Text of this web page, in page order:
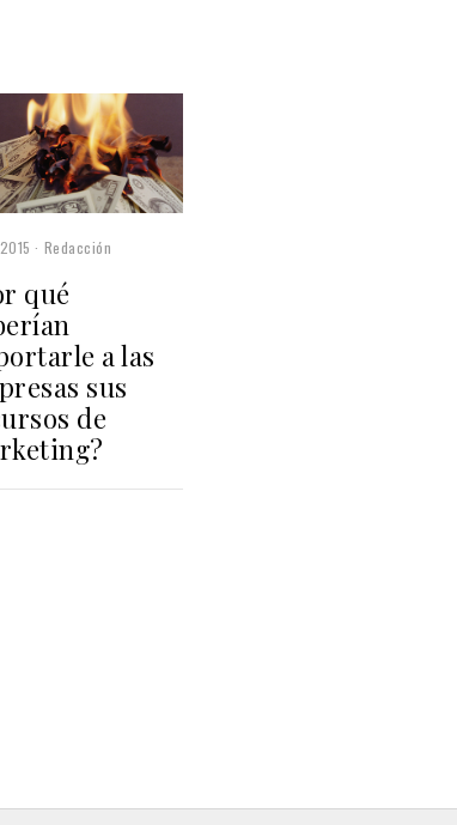
Redacción
qué
a las
sus
de